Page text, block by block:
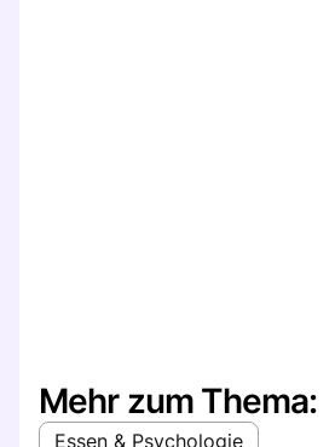
Mehr zum Thema:
Essen & Psychologie